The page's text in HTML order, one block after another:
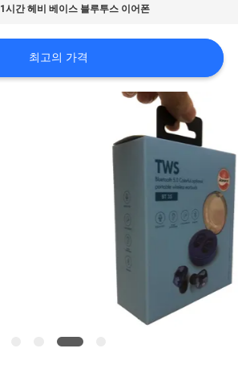
1시간 헤비 베이스 블루투스 이어폰
최고의 가격